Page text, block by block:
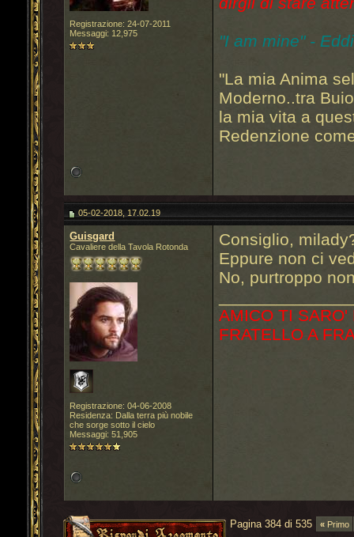
Registrazione: 24-07-2011
Messaggi: 12,975
"I am mine" -
"La mia Anima
Moderno..tra
la mia vita a
Redenzione
05-02-2018, 17.02.19
Guisgard
Cavaliere della Tavola Rotonda
Registrazione: 04-06-2008
Residenza: Dalla terra più nobile
che sorge sotto il cielo
Messaggi: 51,905
Consiglio,
Eppure non ci
No, purtroppo
AMICO TI SARO'
FRATELLO A
Pagina 384 di 535 « Primo